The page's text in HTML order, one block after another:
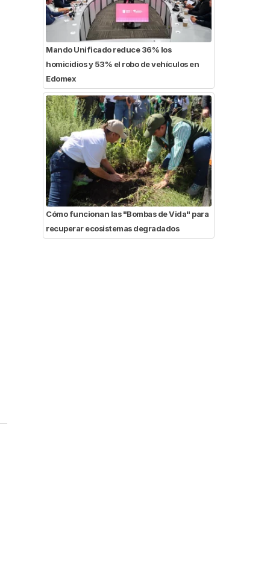
Mando Unificado reduce 36% los
homicidios y 53% el robo de vehículos en
Edomex
Cómo funcionan las "Bombas de Vida" para
recuperar ecosistemas degradados